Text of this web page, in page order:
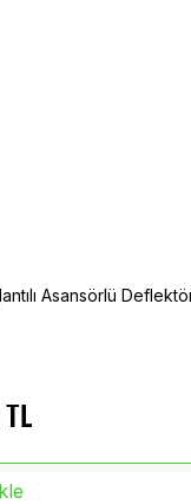
Asansörlü